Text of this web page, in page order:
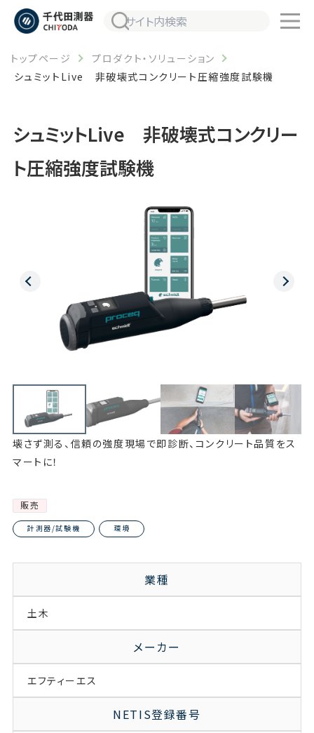
トップページ
プロダクト・ソリューション
シュミットLive 非破壊式コンクリート圧縮強度試験機
シュミットLive 非破壊式コンクリー
ト圧縮強度試験機
壊さず測る、信頼の強度現場で即診断、コンクリート品質をス
マートに！
販売
計測器/試験機 環境
業種
土木
メーカー
エフティーエス
NETIS登録番号